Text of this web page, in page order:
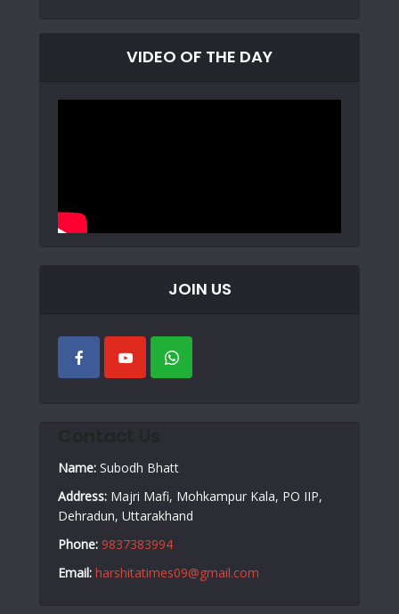
VIDEO OF THE DAY
JOIN US
Name: Subodh Bhatt
Address: Majri Mafi, Mohkampur Kala, PO IIP,
Dehradun, Uttarakhand
Phone: 9837383994
Email: harshitatimes09@gmail.com